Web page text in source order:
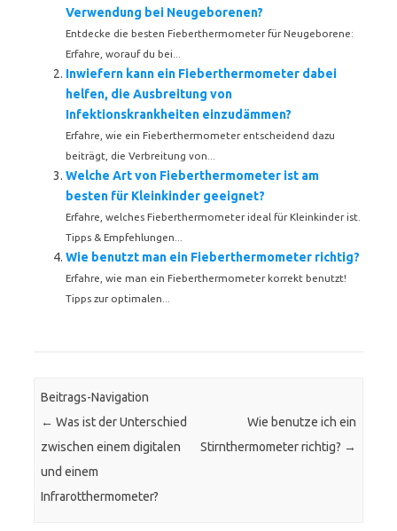
Verwendung bei Neugeborenen?
Entdecke die besten Fieberthermometer für Neugeborene:
Erfahre, worauf du bei...
Inwiefern kann ein Fieberthermometer dabei
helfen, die Ausbreitung von
Infektionskrankheiten einzudämmen?
Erfahre, wie ein Fieberthermometer entscheidend dazu
beiträgt, die Verbreitung von...
Welche Art von Fieberthermometer ist am
besten für Kleinkinder geeignet?
Erfahre, welches Fieberthermometer ideal für Kleinkinder ist.
Tipps & Empfehlungen...
Wie benutzt man ein Fieberthermometer richtig?
Erfahre, wie man ein Fieberthermometer korrekt benutzt!
Tipps zur optimalen...
Beitrags-Navigation
← Was ist der Unterschied
zwischen einem digitalen
und einem
Infrarotthermometer?
Wie benutze ich ein
Stirnthermometer richtig? →